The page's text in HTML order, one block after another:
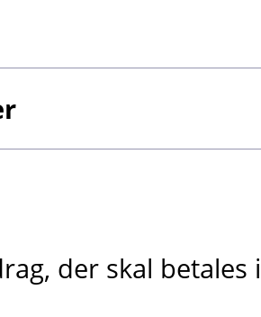
der skal betales